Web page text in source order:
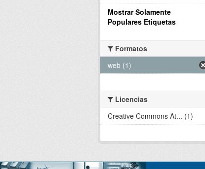
Mostrar Solamente
Populares Etiquetas
Formatos
web (1)
Licencias
Creative Commons At... (1)